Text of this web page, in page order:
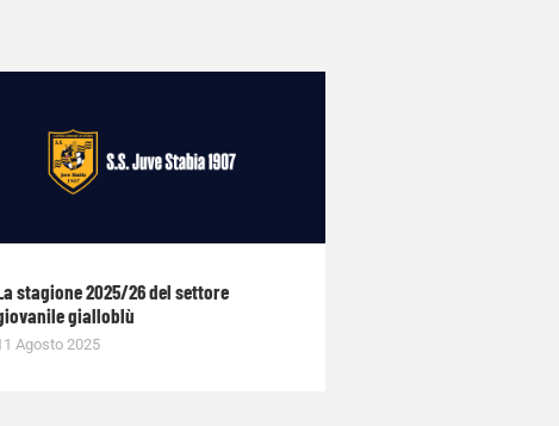
stagione 2025/26 del settore
gialloblù
Agosto 2025